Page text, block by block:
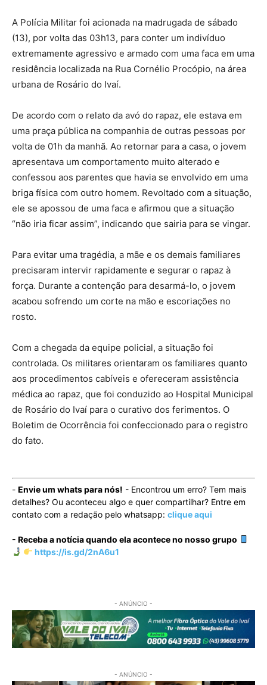
A Polícia Militar foi acionada na madrugada de sábado
(13), por volta das 03h13, para conter um indivíduo
extremamente agressivo e armado com uma faca em uma
residência localizada na Rua Cornélio Procópio, na área
urbana de Rosário do Ivaí.
De acordo com o relato da avó do rapaz, ele estava em
uma praça pública na companhia de outras pessoas por
volta de 01h da manhã. Ao retornar para a casa, o jovem
apresentava um comportamento muito alterado e
confessou aos parentes que havia se envolvido em uma
briga física com outro homem. Revoltado com a situação,
ele se apossou de uma faca e afirmou que a situação
“não iria ficar assim”, indicando que sairia para se vingar.
Para evitar uma tragédia, a mãe e os demais familiares
precisaram intervir rapidamente e segurar o rapaz à
força. Durante a contenção para desarmá-lo, o jovem
acabou sofrendo um corte na mão e escoriações no
rosto.
Com a chegada da equipe policial, a situação foi
controlada. Os militares orientaram os familiares quanto
aos procedimentos cabíveis e ofereceram assistência
médica ao rapaz, que foi conduzido ao Hospital Municipal
de Rosário do Ivaí para o curativo dos ferimentos. O
Boletim de Ocorrência foi confeccionado para o registro
do fato.
- Envie um whats para nós! - Encontrou um erro? Tem mais
detalhes? Ou aconteceu algo e quer compartilhar? Entre em
contato com a redação pelo whatsapp: clique aqui
- Receba a notícia quando ela acontece no nosso grupo
https://is.gd/2nA6u1
- ANÚNCIO -
- ANÚNCIO -